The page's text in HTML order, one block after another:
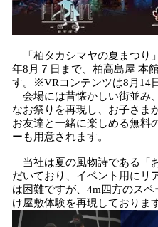
「柏タカシマヤの夏まつり
年8月７日まで、柏高島屋 本
す。※VRコンテンツは8月14
会場には昔懐かしい街並み
なお祭りを再現し、お子さま
お友達と一緒に楽しめる無料
ーも用意されます。
当社は夏の風物詩である「
だいており、イベント用にリ
は困難ですが、4m四方のス
け屋敷体験を再現しておりま